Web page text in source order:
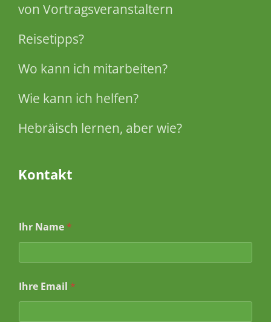
von Vortragsveranstaltern
Reisetipps?
Wo kann ich mitarbeiten?
Wie kann ich helfen?
Hebräisch lernen, aber wie?
Kontakt
Ihr Name *
Ihre Email *